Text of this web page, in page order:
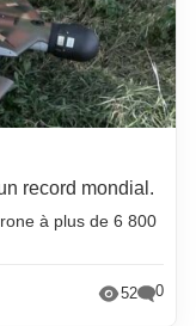
record mondial.
à plus de 6 800
52 0